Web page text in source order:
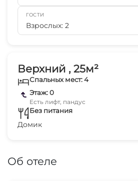
Верхний , 25м²
Спальных мест: 4
Этаж: 0
Есть лифт, пандус
Без питания
Домик
Об отеле
ГОСТИ
Взрослых: 2